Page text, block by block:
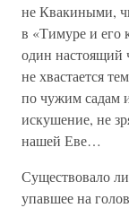
не Квакиными,
в «Тимуре и его
один настоящий
не хвастается
по чужим садам
искушение, не
нашей Еве…
Существовало
упавшее на